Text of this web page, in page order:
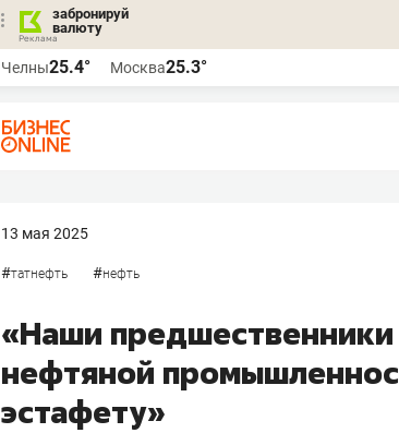
забронируй
валюту
Челны25.4° Москва25.3°
13 мая 2025
#татнефть #нефть
«Наши
нефтяной
эстафету»